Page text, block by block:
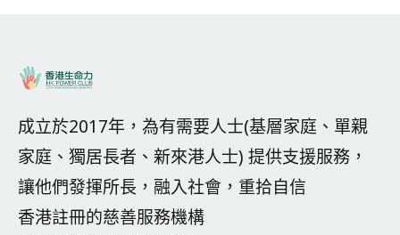
成立於2017年，為有需要人士(基層家庭、單親
家庭、獨居長者、新來港人士) 提供支援服務，
讓他們發揮所長，融入社會，重拾自信
香港註冊的慈善服務機構